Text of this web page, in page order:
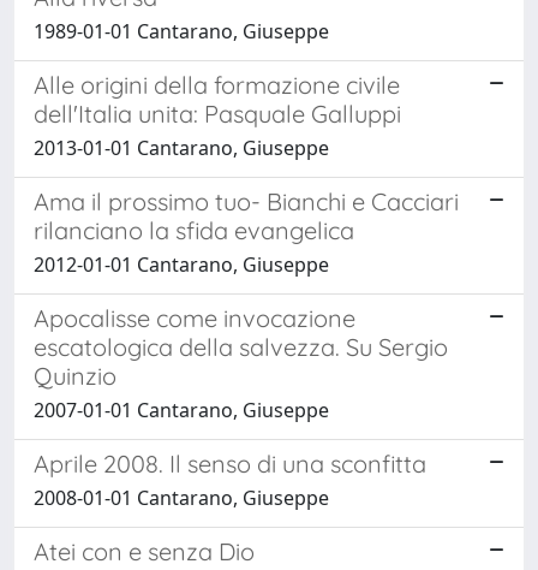
1989-01-01 Cantarano, Giuseppe
Alle origini della formazione civile
dell'Italia unita: Pasquale Galluppi
2013-01-01 Cantarano, Giuseppe
Ama il prossimo tuo- Bianchi e Cacciari
rilanciano la sfida evangelica
2012-01-01 Cantarano, Giuseppe
Apocalisse come invocazione
escatologica della salvezza. Su Sergio
Quinzio
2007-01-01 Cantarano, Giuseppe
Aprile 2008. Il senso di una sconfitta
2008-01-01 Cantarano, Giuseppe
Atei con e senza Dio